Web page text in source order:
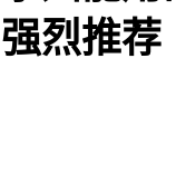
强烈推荐